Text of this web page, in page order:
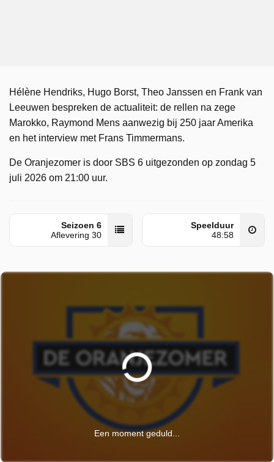
Hélène Hendriks, Hugo Borst, Theo Janssen en Frank van
Leeuwen bespreken de actualiteit: de rellen na zege
Marokko, Raymond Mens aanwezig bij 250 jaar Amerika
en het interview met Frans Timmermans.
De Oranjezomer is door SBS 6 uitgezonden op zondag 5
juli 2026 om 21:00 uur.
Seizoen 6
Aflevering 30
Speelduur
48:58
Een moment geduld...